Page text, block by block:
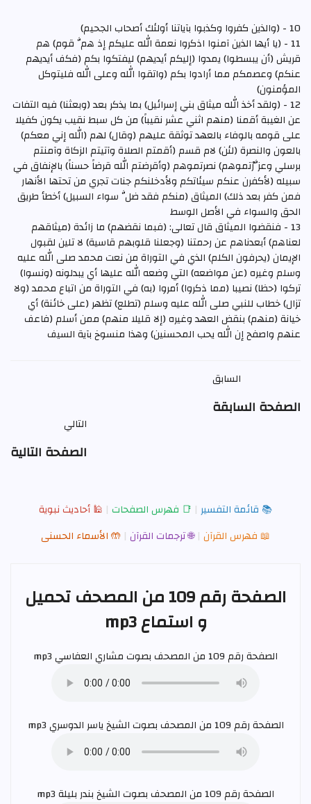
10 - (والذين كفروا وكذبوا بآياتنا أولئك أصحاب الجحيم)
11 - (يا أيها الذين آمنوا اذكروا نعمة الله عليكم إذ همَّ قوم) هم
قريش (أن يبسطوا) يمدوا (إليكم أيديهم) ليفتكوا بكم (فكف أيديهم
عنكم) وعصمكم مما أرادوا بكم (واتقوا الله وعلى الله فليتوكل
المؤمنون)
12 - (ولقد أخذ الله ميثاق بني إسرائيل) بما يذكر بعد (وبعثنا) فيه التفات
عن الغيبة أقمنا (منهم اثني عشر نقيباً) من كل سبط نقيب يكون كفيلا
على قومه بالوفاء بالعهد توثقة عليهم (وقال) لهم (الله إني معكم)
بالعون والنصرة (لئن) لام قسم (أقمتم الصلاة وآتيتم الزكاة وآمنتم
برسلي وعزَّرْتموهم) نصرتموهم (وأقرضتم الله قرضاً حسناً) بالإنفاق في
سبيله (لأكفرن عنكم سيئاتكم ولأدخلنكم جنات تجري من تحتها الأنهار
فمن كفر بعد ذلك) الميثاق (منكم فقد ضلَّ سواء السبيل) أخطأ طريق
الحق والسواء في الأصل الوسط
13 - فنقضوا الميثاق قال تعالى: (فبما نقضهم) ما زائدة (ميثاقهم
لعناهم) أبعدناهم عن رحمتنا (وجعلنا قلوبهم قاسية) لا تلين لقبول
الإيمان (يحرفون الكلم) الذي في التوراة من نعت محمد صلى الله عليه
وسلم وغيره (عن مواضعه) التي وضعه الله عليها أي يبدلونه (ونسوا)
تركوا (حظا) نصيبا (مما ذكروا) أمروا (به) في التوراة من اتباع محمد (ولا
تزال) خطاب للنبي صلى الله عليه وسلم (تطلع) تظهر (على خائنة) أي
خيانة (منهم) بنقض العهد وغيره (إلا قليلا منهم) ممن أسلم (فاعف
عنهم واصفح إن الله يحب المحسنين) وهذا منسوخ بآية السيف
السابق
الصفحة السابقة
التالي
الصفحة التالية
📚 قائمة التفسير | 📑 فهرس الصفحات | 🕌 أحاديث نبوية
📖 فهرس القرآن |🌐 ترجمات القرآن | 🤲 الأسماء الحسنى
الصفحة رقم 109 من المصحف تحميل
و استماع mp3
الصفحة رقم 109 من المصحف بصوت مشاري العفاسي
الصفحة رقم 109 من المصحف بصوت الشيخ ياسر الدوسريmp3
الصفحة رقم 109 من المصحف بصوت الشيخ بندر بليلة